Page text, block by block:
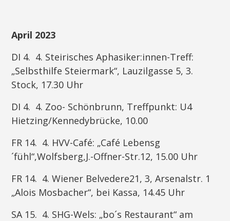
April 2023
DI 4. 4. Steirisches Aphasiker:innen-Treff:
„Selbsthilfe Steiermark“, Lauzilgasse 5, 3.
Stock, 17.30 Uhr
DI 4. 4. Zoo- Schönbrunn, Treffpunkt: U4
Hietzing/Kennedybrücke, 10.00
FR 14. 4. HVV-Café: „Café Lebensg
´fühl“,Wolfsberg,J.-Offner-Str.12, 15.00 Uhr
FR 14. 4. Wiener Belvedere21, 3, Arsenalstr. 1
„Alois Mosbacher“, bei Kassa, 14.45 Uhr
SA 15. 4. SHG-Wels: „bo´s Restaurant“ am